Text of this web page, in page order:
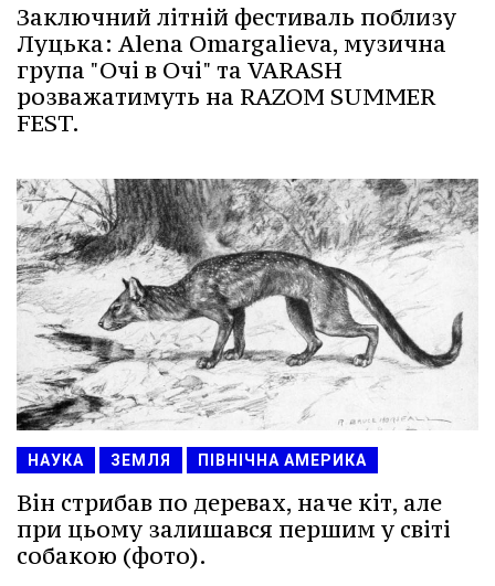
Заключний літній фестиваль поблизу
Луцька: Alena Omargalieva, музична
група "Очі в Очі" та VARASH
розважатимуть на RAZOM SUMMER
FEST.
НАУКА ЗЕМЛЯ ПІВНІЧНА АМЕРИКА
Він стрибав по деревах, наче кіт, але
при цьому залишався першим у світі
собакою (фото).